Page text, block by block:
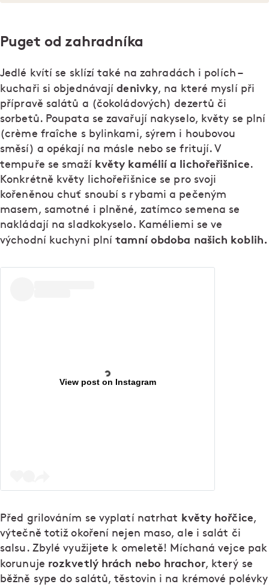
Puget od zahradníka
Jedlé kvítí se sklízí také na zahradách i polích –
kuchaři si objednávajídenivky, na které myslí při
přípravě salátů a (čokoládových) dezertů či
sorbetů. Poupata se zavařují nakyselo, květy se plní
(crème fraîche s bylinkami, sýrem i houbovou
směsí) a opékají na másle nebo se fritují. V
tempuře se smaží květy kamélií a lichořeřišnice.
Konkrétně květy lichořeřišnice se pro svoji
kořeněnou chuť snoubí s rybami a pečeným
masem, samotné i plněné, zatímco semena se
nakládají na sladkokyselo. Kaméliemi se ve
východní kuchyni plnítamní obdoba našich koblih.
View post on Instagram
Před grilováním se vyplatí natrhat květy hořčice,
výtečně totiž okoření nejen maso, ale i salát či
salsu. Zbylé využijete k omeletě! Míchaná vejce pak
korunuje rozkvetlý hrách nebo hrachor, který se
běžně sype do salátů, těstovin i na krémové polévky